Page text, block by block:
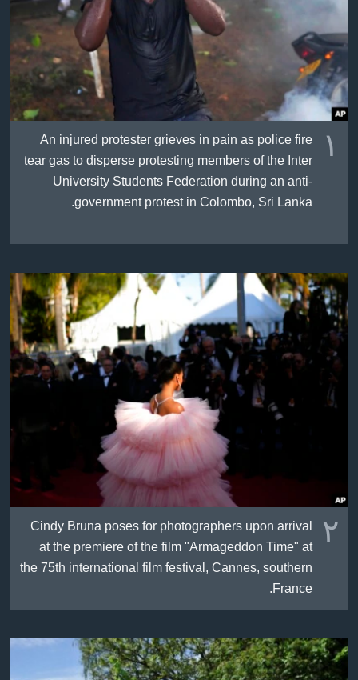
ژیان لە فەرهەنگدا
Learning English
FOLLOW US
زمانه‌کان١ An injured protester grieves in pain as police fire
tear gas to disperse protesting members of the Inter
University Students Federation during an anti-
government protest in Colombo, Sri Lanka.
٢ Cindy Bruna poses for photographers upon arrival
at the premiere of the film "Armageddon Time" at
the 75th international film festival, Cannes, southern
France.